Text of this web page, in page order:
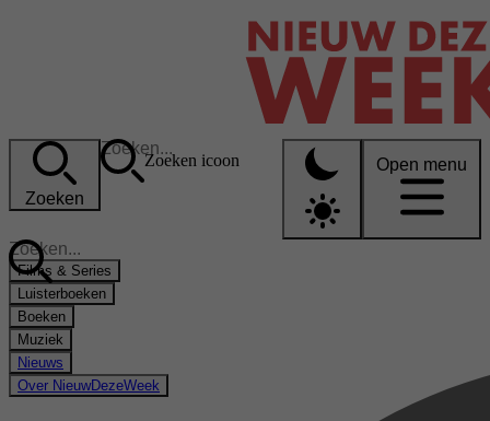
Zoeken
Zoeken icoon Open menu
Films & Series
Luisterboeken
Boeken
Muziek
Nieuws
Over NieuwDezeWeek